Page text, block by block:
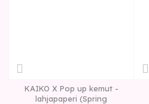
KAIKO X Pop up kemut -
lahjapaperi (Spring